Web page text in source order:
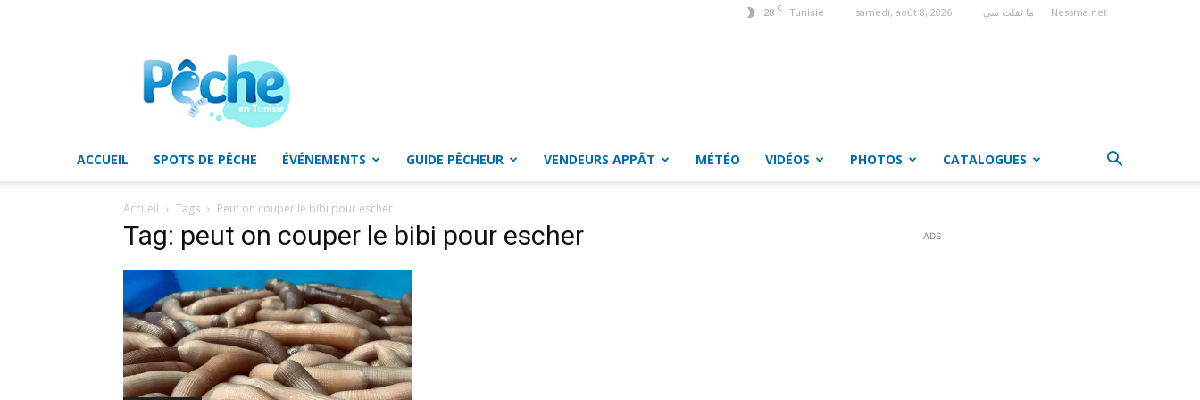
28 C Tunisie samedi, août 8, 2026 ما تفلت شي Nessma.net
Pêche
en
Tunisie
ACCUEIL SPOTS DE PÊCHE ÉVÉNEMENTS GUIDE PÊCHEUR VENDEURS APPÂT MÉTÉO VIDÉOS PHOTOS CATALOGUES
Accueil Tags Peut on couper le bibi pour escher
Tag: peut on couper le bibi pour escher ADS